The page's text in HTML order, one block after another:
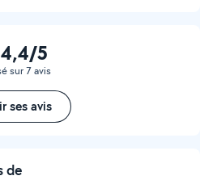
4,4/5
sur 7 avis
ses avis
de